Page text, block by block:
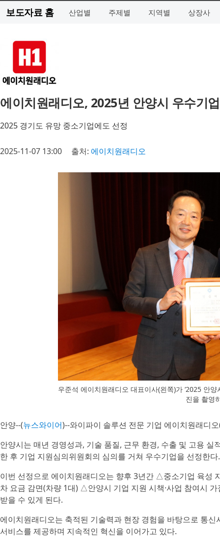
보도자료 홈 산업별 주제별 지역별 상장사
에이치원래디오, 2025년 안양시 우수기
2025 경기도 유망 중소기업에도 선정
2025-11-07 13:00 출처: 에이치원래디오
우준석 에이치원래디오 대표이사(왼쪽)가 ‘2025 안
진을 촬영
안양--(뉴스와이어)--와이파이 솔루션 전문 기업 에이치원래디
안양시는 매년 경영성과, 기술 품질, 근무 환경, 수출 및 고용
한 후 기업 지원심의위원회의 심의를 거쳐 우수기업을 선정한다.
이번 선정으로 에이치원래디오는 향후 3년간 △중소기업 육
차 요금 감면(차량 1대) △안양시 기업 지원 시책·사업 참여시
받을 수 있게 된다.
에이치원래디오는 축적된 기술력과 현장 경험을 바탕으로 통
서비스를 제공하며 지속적인 혁신을 이어가고 있다.